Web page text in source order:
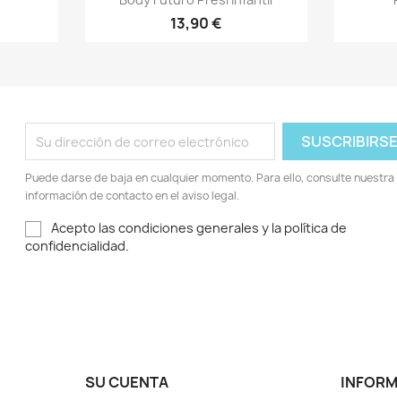
13,90 €
Puede darse de baja en cualquier momento. Para ello, consulte nuestra
información de contacto en el aviso legal.
Acepto las condiciones generales y la política de
confidencialidad.
SU CUENTA